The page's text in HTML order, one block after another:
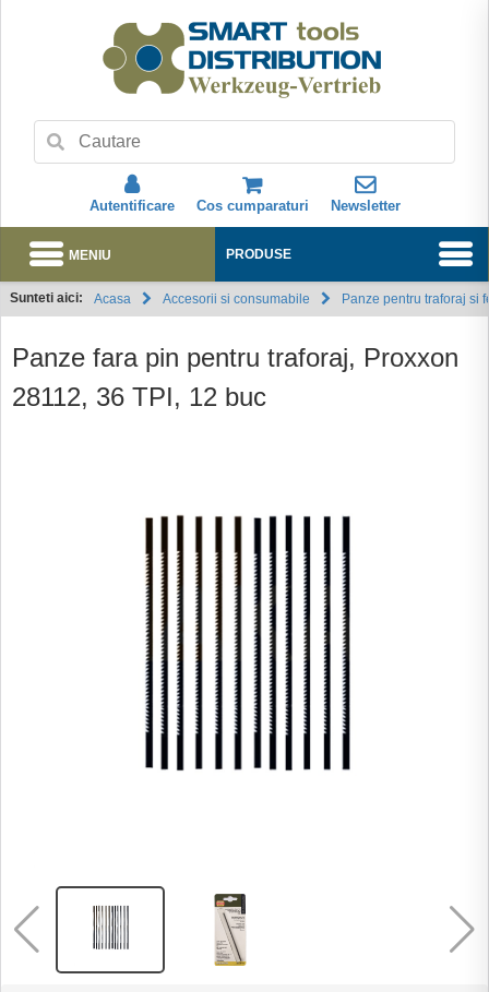
Autentificare Cos cumparaturi Newsletter
Abonare
PRODUSE
MENIU
Sunteti aici: Acasa Panze pentru traforaj si
Accesorii si consumabile
Panze fara pin pentru traforaj, Proxxon
28112, 36 TPI, 12 buc